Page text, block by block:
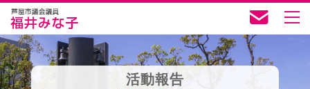
活動報告